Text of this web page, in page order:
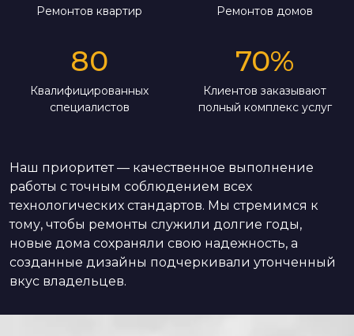
Ремонтов квартир Ремонтов домов
80
Квалифицированных
специалистов
70%
Клиентов заказывают
полный комплекс услуг
Наш приоритет — качественное выполнение
работы с точным соблюдением всех
технологических стандартов. Мы стремимся к
тому, чтобы ремонты служили долгие годы,
новые дома сохраняли свою надежность, а
созданные дизайны подчеркивали утонченный
вкус владельцев.